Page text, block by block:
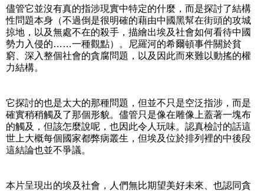
儘管它並沒有真的指涉現實中特定的什麼，而是探討了結構
性問題本身（不過倒是很明確的藉由中國黑幫在街頭的攻城
掠地，以及無處不在的殺手，描繪出埃及社會如何看待中國
勢力入侵的……一種觀點）。尼羅河的希爾頓事件關於貧
窮、深入整個社會的貪腐問題，以及因此而來難以動搖的權
力結構。
它探討的也是太大的那種問題，但並不只是空泛指涉，而是
確實稍稍觸及了那個形貌。儘管只是像在雕像上蓋著一塊布
的觸及，但該怎麼說呢，也因此令人玩味。認真檢討的話這
世上大概每個國家都弊病叢生，但埃及位於排列裡的中後段
這結論也並不爭議。
本片呈現出的埃及社會，人們無比期望美好未來、也認同貪